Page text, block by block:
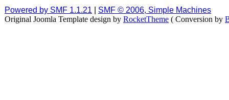
Powered by SMF 1.1.21
SMF © 2006, Simple Machines
Original Joomla Template design by RocketTheme ( Conversion by